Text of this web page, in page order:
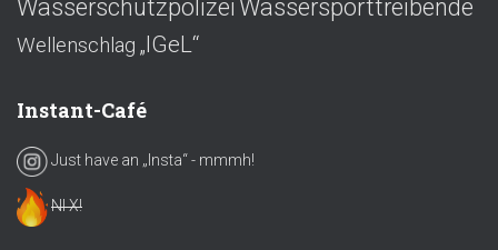
Wasserschutzpolizei Wassersporttreibende
Wellenschlag „IGeL“
Instant-Café
Just have an „Insta“ - mmmh!
NI X!